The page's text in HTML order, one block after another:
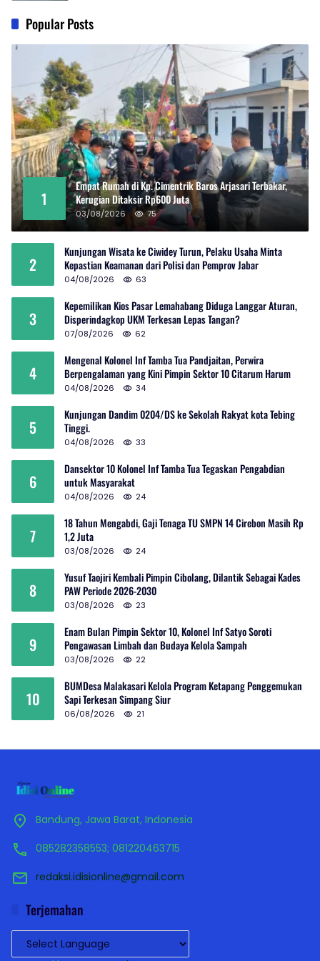
Popular Posts
1
Empat Rumah di Kp. Cimentrik Baros Arjasari Terbakar,
Kerugian Ditaksir Rp600 Juta
03/08/2026 75
2
Kunjungan Wisata ke Ciwidey Turun, Pelaku Usaha Minta
Kepastian Keamanan dari Polisi dan Pemprov Jabar
04/08/2026 63
3
Kepemilikan Kios Pasar Lemahabang Diduga Langgar Aturan,
Disperindagkop UKM Terkesan Lepas Tangan?
07/08/2026 62
4
Mengenal Kolonel Inf Tamba Tua Pandjaitan, Perwira
Berpengalaman yang Kini Pimpin Sektor 10 Citarum Harum
04/08/2026 34
5
Kunjungan Dandim 0204/DS ke Sekolah Rakyat kota Tebing
Tinggi.
04/08/2026 33
6
Dansektor 10 Kolonel Inf Tamba Tua Tegaskan Pengabdian
untuk Masyarakat
04/08/2026 24
7
18 Tahun Mengabdi, Gaji Tenaga TU SMPN 14 Cirebon Masih Rp
1,2 Juta
03/08/2026 24
8
Yusuf Taojiri Kembali Pimpin Cibolang, Dilantik Sebagai Kades
PAW Periode 2026-2030
03/08/2026 23
9
Enam Bulan Pimpin Sektor 10, Kolonel Inf Satyo Soroti
Pengawasan Limbah dan Budaya Kelola Sampah
03/08/2026 22
10
BUMDesa Malakasari Kelola Program Ketapang Penggemukan
Sapi Terkesan Simpang Siur
06/08/2026 21
Bandung, Jawa Barat, Indonesia
085282358553; 081220463715
redaksi.idisionline@gmail.com
Terjemahan